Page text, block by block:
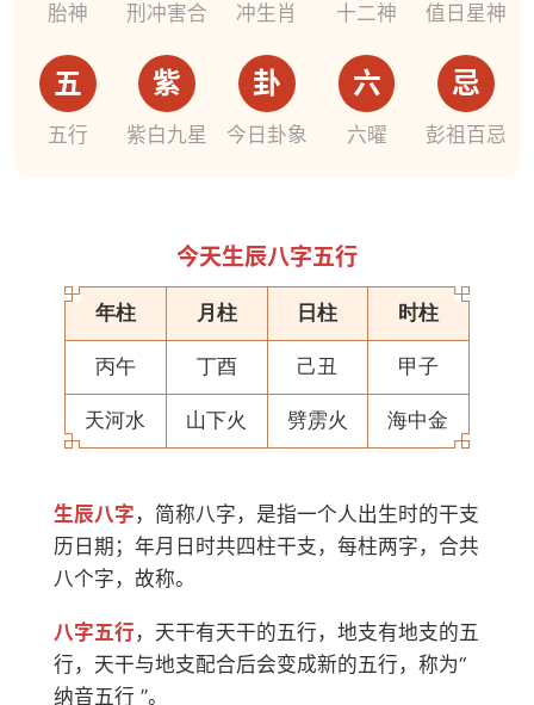
胎神 刑冲害合 冲生肖 十二神 值日星神
五
五行
紫
紫白九星
卦
今日卦象
六
六曜
忌
彭祖百忌
今天生辰八字五行
年柱 月柱 日柱 时柱
丙午 丁酉 己丑 甲子
天河水 山下火 劈雳火 海中金
生辰八字 ，简称八字，是指一个人出生时的干支
历日期；年月日时共四柱干支，每柱两字，合共
八个字，故称。
八字五行 ，天干有天干的五行，地支有地支的五
行，天干与地支配合后会变成新的五行，称为“
纳音五行 ”。